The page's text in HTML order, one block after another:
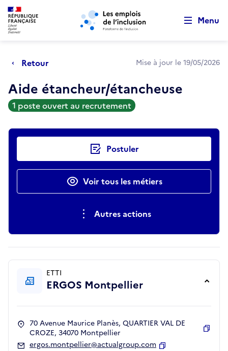
Aller au menu principal Aller au contenu principal
Menu
Retour Mise à jour le 19/05/2026
Aide étancheur/étancheuse
1 poste ouvert au recrutement
Actions rapides Postuler
Voir tous les métiers
Autres actions
ETTI
ERGOS Montpellier
70 Avenue Maurice Planès, QUARTIER VAL DE
CROZE, 34070 Montpellier
ergos.montpellier@actualgroup.com
Retour au début de la page
Panneau de gestion des cookies